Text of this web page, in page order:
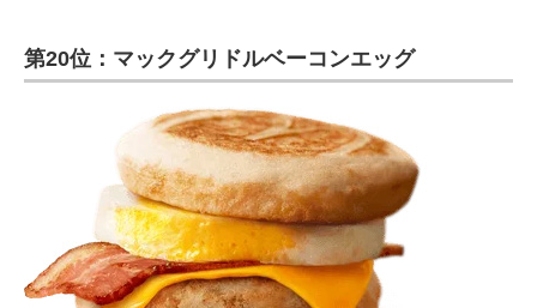
第20位：マックグリドルベーコンエッグ